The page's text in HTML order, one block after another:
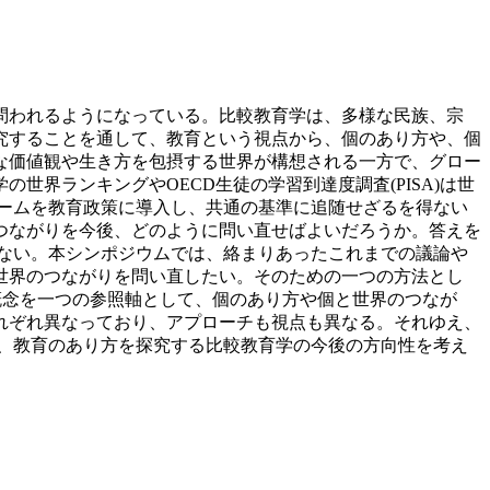
れるようになっている。比較教育学は、多様な民族、宗
ることを通して、教育という視点から、個のあり方や、個
値観や生き方を包摂する世界が構想される一方で、グロー
世界ランキングやOECD生徒の学習到達度調査(PISA)は世
を教育政策に導入し、共通の基準に追随せざるを得ない
がりを今後、どのように問い直せばよいだろうか。答えを
。本シンポジウムでは、絡まりあったこれまでの議論や
のつながりを問い直したい。そのための一つの方法とし
を一つの参照軸として、個のあり方や個と世界のつなが
れ異なっており、アプローチも視点も異なる。それゆえ、
育のあり方を探究する比較教育学の今後の方向性を考え